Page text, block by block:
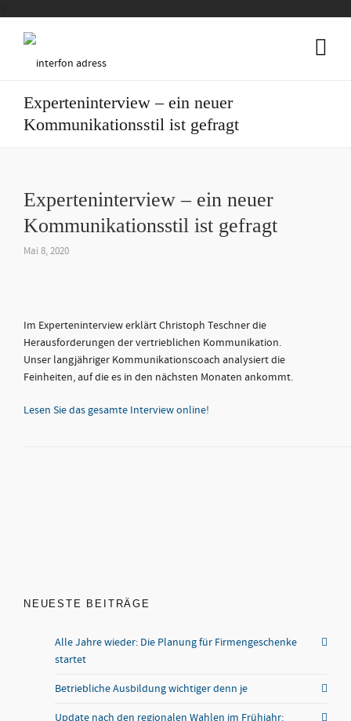
Experteninterview – ein neuer
Kommunikationsstil ist gefragt
Experteninterview – ein neuer
Kommunikationsstil ist gefragt
Mai 8, 2020
Im Experteninterview erklärt Christoph Teschner die
Herausforderungen der vertrieblichen Kommunikation.
Unser langjähriger Kommunikationscoach analysiert die
Feinheiten, auf die es in den nächsten Monaten ankommt.
Lesen Sie das gesamte Interview online!
NEUESTE BEITRÄGE
Alle Jahre wieder: Die Planung für Firmengeschenke
startet
Betriebliche Ausbildung wichtiger denn je
Update nach den regionalen Wahlen im Frühjahr: